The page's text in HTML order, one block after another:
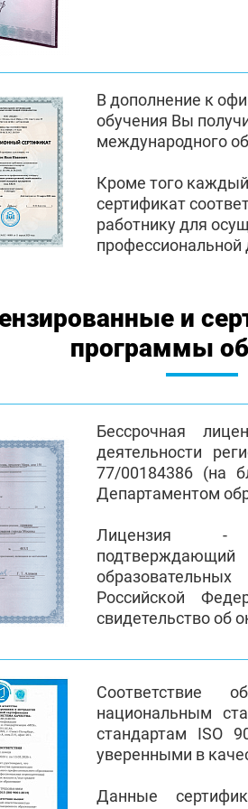
В дополнение к
обучения Вы
международного
Кроме того
сертификат
работнику для
профессиональной
и
программы
Бессрочная
деятельности
77/00184386 (на
Департаментом
Лицензия
Российской
свидетельство об
Соответствие
национальным
стандартам ISO
уверенными в
Данные